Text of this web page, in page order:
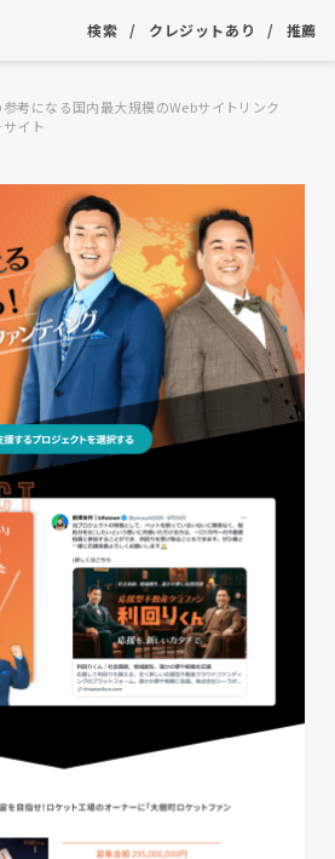
検索 クレジットあり 推薦
考になる国内最大規模のWebサイトリンク
イト